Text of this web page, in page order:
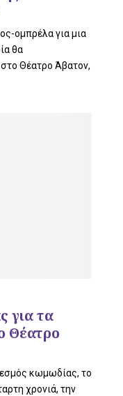
ομπρέλα για μια
θα
Θέατρο Άβατον,
για τα
Θέατρο
κωμωδίας, το
χρονιά, την